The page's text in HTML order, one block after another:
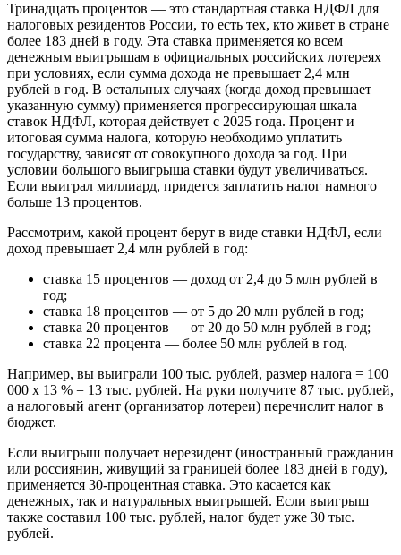
Тринадцать процентов — это стандартная ставка НДФЛ для
налоговых резидентов России, то есть тех, кто живет в стране
более 183 дней в году. Эта ставка применяется ко всем
денежным выигрышам в официальных российских лотереях
при условиях, если сумма дохода не превышает 2,4 млн
рублей в год. В остальных случаях (когда доход превышает
указанную сумму) применяется прогрессирующая шкала
ставок НДФЛ, которая действует с 2025 года. Процент и
итоговая сумма налога, которую необходимо уплатить
государству, зависят от совокупного дохода за год. При
условии большого выигрыша ставки будут увеличиваться.
Если выиграл миллиард, придется заплатить налог намного
больше 13 процентов.
Рассмотрим, какой процент берут в виде ставки НДФЛ, если
доход превышает 2,4 млн рублей в год:
cтавка 15 процентов — доход от 2,4 до 5 млн рублей в
год;
cтавка 18 процентов — от 5 до 20 млн рублей в год;
cтавка 20 процентов — от 20 до 50 млн рублей в год;
cтавка 22 процента — более 50 млн рублей в год.
Например, вы выиграли 100 тыс. рублей, размер налога = 100
000 х 13 % = 13 тыс. рублей. На руки получите 87 тыс. рублей,
а налоговый агент (организатор лотереи) перечислит налог в
бюджет.
Если выигрыш получает нерезидент (иностранный гражданин
или россиянин, живущий за границей более 183 дней в году),
применяется 30-процентная ставка. Это касается как
денежных, так и натуральных выигрышей. Если выигрыш
также составил 100 тыс. рублей, налог будет уже 30 тыс.
рублей.